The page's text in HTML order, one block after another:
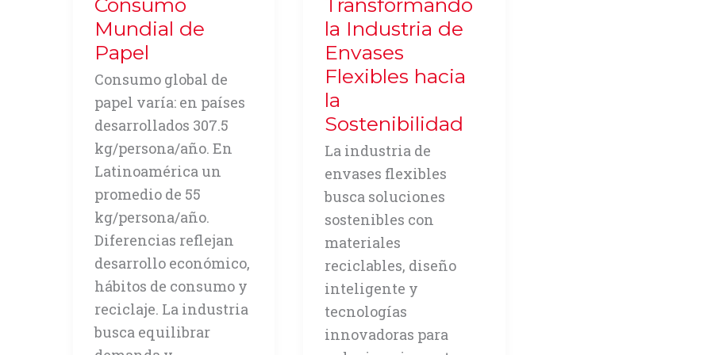
Consumo
Mundial de
Papel
Consumo global de
papel varía: en países
desarrollados 307.5
kg/persona/año. En
Latinoamérica un
promedio de 55
kg/persona/año.
Diferencias reflejan
desarrollo económico,
hábitos de consumo y
reciclaje. La industria
busca equilibrar
Transformando
la Industria de
Envases
Flexibles hacia
la
Sostenibilidad
La industria de
envases flexibles
busca soluciones
sostenibles con
materiales
reciclables, diseño
inteligente y
tecnologías
innovadoras para